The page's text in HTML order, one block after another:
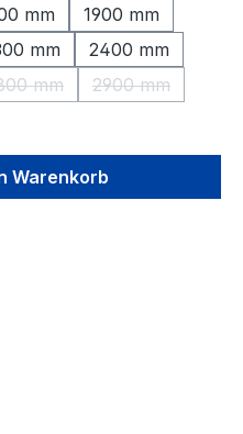
mm
1900 mm
mm
2400 mm
mm
(Diese Option ist zurzeit nicht
2900 mm
(Diese Option
Wert
Warenkorb